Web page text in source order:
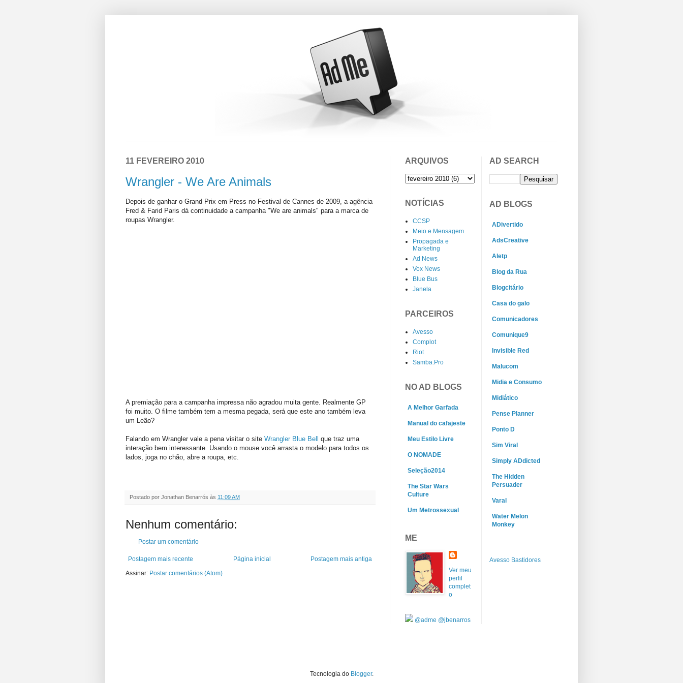
11 FEVEREIRO 2010
Wrangler - We Are Animals
Depois de ganhar o Grand Prix em Press no Festival de Cannes de 2009, a agência
Fred & Farid Paris dá continuidade a campanha "We are animals" para a marca de
roupas Wrangler.
A premiação para a campanha impressa não agradou muita gente. Realmente GP
foi muito. O filme também tem a mesma pegada, será que este ano também leva
um Leão?
Falando em Wrangler vale a pena visitar o site Wrangler Blue Bell
que traz uma
interação bem interessante. Usando o mouse você arrasta o modelo para todos os
lados, joga no chão, abre a roupa, etc.
Postado por Jonathan Benarrós às 11:09 AM
Nenhum comentário:
Postar um comentário
Postagem mais recente Postagem mais antiga
Página inicial
Assinar: Postar comentários (Atom)
ARQUIVOS
NOTÍCIAS
CCSP
Meio e Mensagem
Propagada e
Marketing
Ad News
Vox News
Blue Bus
Janela
PARCEIROS
Avesso
Complot
Riot
Samba.Pro
NO AD BLOGS
A Melhor Garfada
Manual do cafajeste
Meu Estilo Livre
O NOMADE
Seleção2014
The Star Wars
Culture
Um Metrossexual
ME
Ver meu
perfil
complet
o
@adme @jbenarros
AD SEARCH
AD BLOGS
ADivertido
AdsCreative
Aletp
Blog da Rua
Blogcitário
Casa do galo
Comunicadores
Comunique9
Invisible Red
Malucom
Midia e Consumo
Midiático
Pense Planner
Ponto D
Sim Viral
Simply ADdicted
The Hidden
Persuader
Varal
Water Melon
Monkey
Avesso Bastidores
Tecnologia do Blogger.